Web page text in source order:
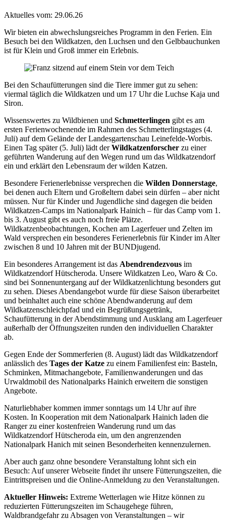
Aktuelles vom: 29.06.26
Wir bieten ein abwechslungsreiches Programm in den Ferien. Ein
Besuch bei den Wildkatzen, den Luchsen und den Gelbbauchunken
ist für Klein und Groß immer ein Erlebnis.
Bei den Schaufütterungen sind die Tiere immer gut zu sehen:
viermal täglich die Wildkatzen und um 17 Uhr die Luchse Kaja und
Siron.
Wissenswertes zu Wildbienen und Schmetterlingen gibt es am
ersten Ferienwochenende im Rahmen des Schmetterlingstages (4.
Juli) auf dem Gelände der Landesgartenschau Leinefelde-Worbis.
Einen Tag später (5. Juli) lädt derWildkatzenforscher zu einer
geführten Wanderung auf den Wegen rund um das Wildkatzendorf
ein und erklärt den Lebensraum der wilden Katzen.
Besondere Ferienerlebnisse versprechen die Wilden Donnerstage,
bei denen auch Eltern und Großeltern dabei sein dürfen – aber nicht
müssen. Nur für Kinder und Jugendliche sind dagegen die beiden
Wildkatzen-Camps im Nationalpark Hainich – für das Camp vom 1.
bis 3. August gibt es auch noch freie Plätze.
Wildkatzenbeobachtungen, Kochen am Lagerfeuer und Zelten im
Wald versprechen ein besonderes Ferienerlebnis für Kinder im Alter
zwischen 8 und 10 Jahren mit der BUNDjugend.
Ein besonderes Arrangement ist das Abendrendezvous im
Wildkatzendorf Hütscheroda. Unsere Wildkatzen Leo, Waro & Co.
sind bei Sonnenuntergang auf der Wildkatzenlichtung besonders gut
zu sehen. Dieses Abendangebot wurde für diese Saison überarbeitet
und beinhaltet auch eine schöne Abendwanderung auf dem
Wildkatzenschleichpfad und ein Begrüßungsgetränk,
Schaufütterung in der Abendstimmung und Ausklang am Lagerfeuer
außerhalb der Öffnungszeiten runden den individuellen Charakter
ab.
Gegen Ende der Sommerferien (8. August) lädt das Wildkatzendorf
anlässlich des Tages der Katze zu einem Familienfest ein: Basteln,
Schminken, Mitmachangebote, Familienwanderungen und das
Urwaldmobil des Nationalparks Hainich erweitern die sonstigen
Angebote.
Naturliebhaber kommen immer sonntags um 14 Uhr auf ihre
Kosten. In Kooperation mit dem Nationalpark Hainich laden die
Ranger zu einer kostenfreien Wanderung rund um das
Wildkatzendorf Hütscheroda ein, um den angrenzenden
Nationalpark Hanich mit seinen Besonderheiten kennenzulernen.
Aber auch ganz ohne besondere Veranstaltung lohnt sich ein
Besuch: Auf unserer Webseite findet ihr unsere Fütterungszeiten, die
Eintrittspreisen und die Online-Anmeldung zu den Veranstaltungen.
Aktueller Hinweis: Extreme Wetterlagen wie Hitze können zu
reduzierten Fütterungszeiten im Schaugehege führen,
Waldbrandgefahr zu Absagen von Veranstaltungen – wir